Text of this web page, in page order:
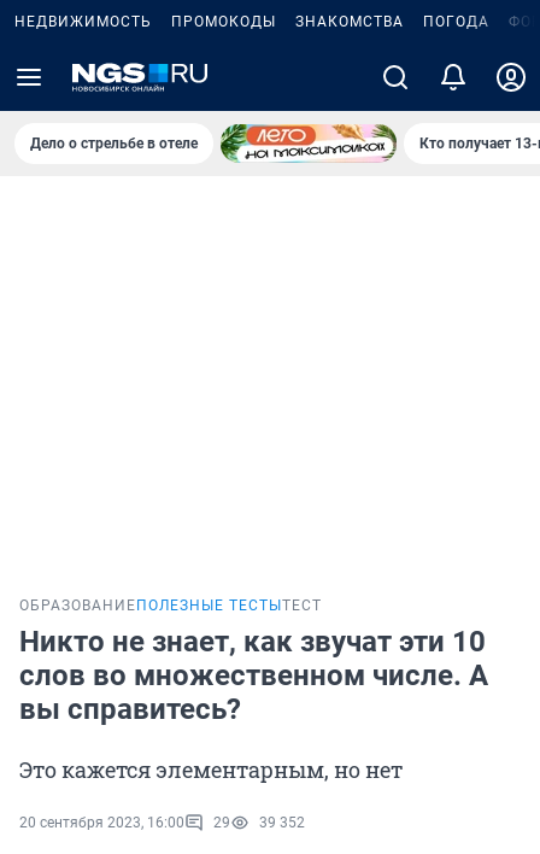
НЕДВИЖИМОСТЬ ПРОМОКОДЫ ЗНАКОМСТВА ПОГОДА
Дело о стрельбе в отеле Кто получает
ОБРАЗОВАНИЕ ПОЛЕЗНЫЕ ТЕСТЫ ТЕСТ
Никто не знает, как звучат эти 10
слов во множественном числе. А
вы справитесь?
Это кажется элементарным, но нет
20 сентября 2023, 16:00 29 39 352